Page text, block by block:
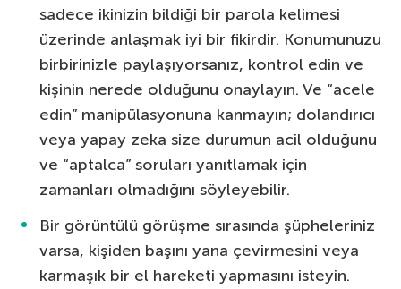
sadece ikinizin bildiği bir parola kelimesi
üzerinde anlaşmak iyi bir fikirdir. Konumunuzu
birbirinizle paylaşıyorsanız, kontrol edin ve
kişinin nerede olduğunu onaylayın. Ve “acele
edin” manipülasyonuna kanmayın; dolandırıcı
veya yapay zeka size durumun acil olduğunu
ve “aptalca” soruları yanıtlamak için
zamanları olmadığını söyleyebilir.
Bir görüntülü görüşme sırasında şüpheleriniz
varsa, kişiden başını yana çevirmesini veya
karmaşık bir el hareketi yapmasını isteyin.